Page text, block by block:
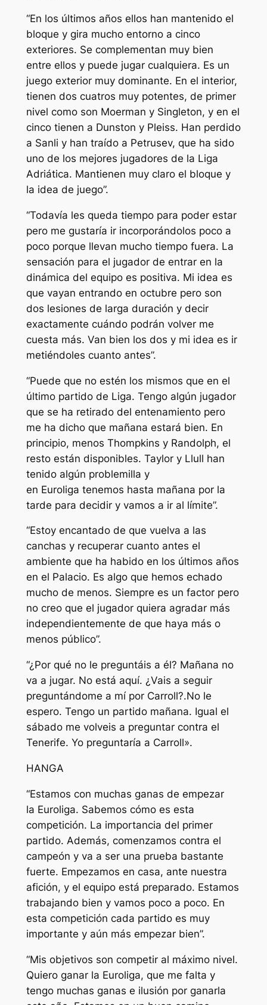
“En los últimos años ellos han mantenido el
bloque y gira mucho entorno a cinco
exteriores. Se complementan muy bien
entre ellos y puede jugar cualquiera. Es un
juego exterior muy dominante. En el interior,
tienen dos cuatros muy potentes, de primer
nivel como son Moerman y Singleton, y en el
cinco tienen a Dunston y Pleiss. Han perdido
a Sanli y han traído a Petrusev, que ha sido
uno de los mejores jugadores de la Liga
Adriática. Mantienen muy claro el bloque y
la idea de juego”.
“Todavía les queda tiempo para poder estar
pero me gustaría ir incorporándolos poco a
poco porque llevan mucho tiempo fuera. La
sensación para el jugador de entrar en la
dinámica del equipo es positiva. Mi idea es
que vayan entrando en octubre pero son
dos lesiones de larga duración y decir
exactamente cuándo podrán volver me
cuesta más. Van bien los dos y mi idea es ir
metiéndoles cuanto antes”.
“Puede que no estén los mismos que en el
último partido de Liga. Tengo algún jugador
que se ha retirado del entenamiento pero
me ha dicho que mañana estará bien. En
principio, menos Thompkins y Randolph, el
resto están disponibles. Taylor y Llull han
tenido algún problemilla y
en Euroliga tenemos hasta mañana por la
tarde para decidir y vamos a ir al límite”.
“Estoy encantado de que vuelva a las
canchas y recuperar cuanto antes el
ambiente que ha habido en los últimos años
en el Palacio. Es algo que hemos echado
mucho de menos. Siempre es un factor pero
no creo que el jugador quiera agradar más
independientemente de que haya más o
menos público”.
“¿Por qué no le preguntáis a él? Mañana no
va a jugar. No está aquí. ¿Vais a seguir
preguntándome a mí por Carroll?.No le
espero. Tengo un partido mañana. Igual el
sábado me volveis a preguntar contra el
Tenerife. Yo preguntaría a Carroll».
HANGA
“Estamos con muchas ganas de empezar
la Euroliga. Sabemos cómo es esta
competición. La importancia del primer
partido. Además, comenzamos contra el
campeón y va a ser una prueba bastante
fuerte. Empezamos en casa, ante nuestra
afición, y el equipo está preparado. Estamos
trabajando bien y vamos poco a poco. En
esta competición cada partido es muy
importante y aún más empezar bien”.
“Mis objetivos son competir al máximo nivel.
Quiero ganar la Euroliga, que me falta y
tengo muchas ganas e ilusión por ganarla